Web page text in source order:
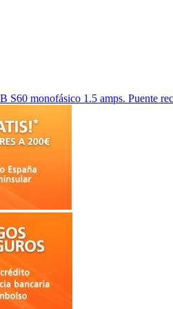
S60 monofásico 1.5 amps. Puente